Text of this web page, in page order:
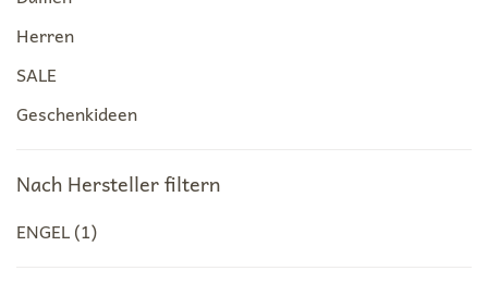
Herren
SALE
Geschenkideen
Nach Hersteller filtern
ENGEL(1)